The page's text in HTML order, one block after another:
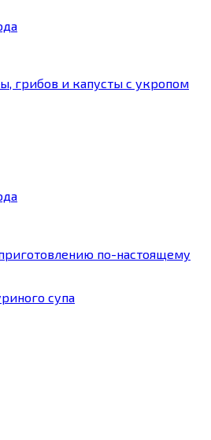
грибов и капусты с укропом
по-настоящему
супа